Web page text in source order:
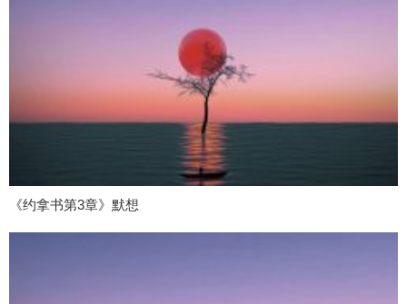
《约拿书第3章》默想